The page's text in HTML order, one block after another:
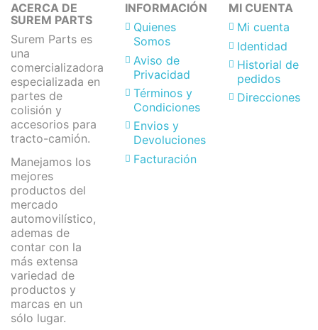
ACERCA DE
SUREM PARTS
Surem Parts es
una
comercializadora
especializada en
partes de
colisión y
accesorios para
tracto-camión.
Manejamos los
mejores
productos del
mercado
automovilístico,
ademas de
contar con la
más extensa
variedad de
productos y
marcas en un
sólo lugar.
INFORMACIÓN
Quienes
Somos
Aviso de
Privacidad
Términos y
Condiciones
Envios y
Devoluciones
Facturación
MI CUENTA
Mi cuenta
Identidad
Historial de
pedidos
Direcciones